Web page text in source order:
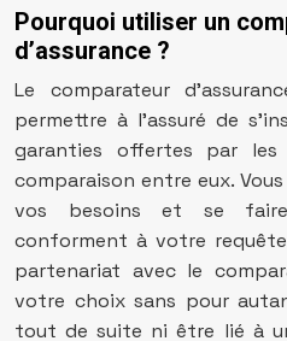
Pourquoi utiliser un
d’assurance ?
Le comparateur
permettre à l’assuré de
garanties offertes par
comparaison entre eux.
vos besoins et se
conforment à votre
partenariat avec le
votre choix sans pour
tout de suite ni être lié à